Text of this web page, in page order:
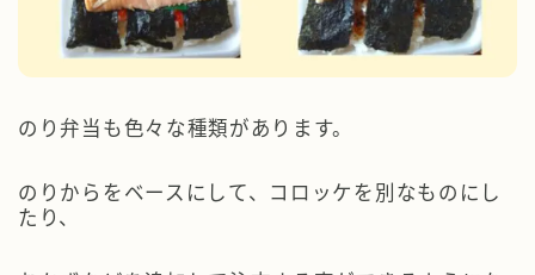
のり弁当も色々な種類があります。
のりからをベースにして、コロッケを別なものにし
たり、